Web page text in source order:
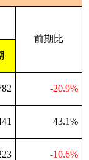
前期比
-20.9%
43.1%
-10.6%